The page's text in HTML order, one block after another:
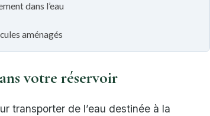
dans l’eau
aménagés
votre réservoir
transporter de l’eau destinée à la